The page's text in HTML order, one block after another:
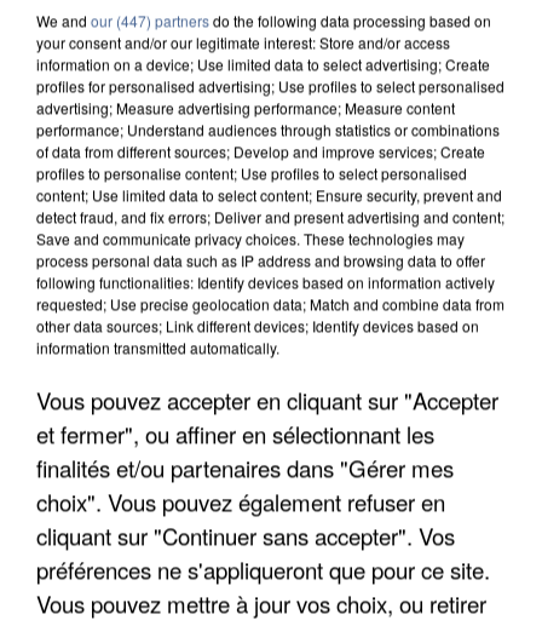
6 août 2026
Une touriste de l’Oise emportée par une coulée de
boue en Haute-Savoie
Son corps a été retrouvé à cinq kilomètres de là.
We and our (447) partnersdo the following data processing based on
your consent and/or our legitimate interest: Store and/or access
information on a device; Use limited data to select advertising; Create
profiles for personalised advertising; Use profiles to select personalised
advertising; Measure advertising performance; Measure content
performance; Understand audiences through statistics or combinations
of data from different sources; Develop and improve services; Create
profiles to personalise content; Use profiles to select personalised
content; Use limited data to select content; Ensure security, prevent and
detect fraud, and fix errors; Deliver and present advertising and content;
Save and communicate privacy choices. These technologies may
process personal data such as IP address and browsing data to offer
following functionalities: Identify devices based on information actively
requested; Use precise geolocation data; Match and combine data from
other data sources; Link different devices; Identify devices based on
information transmitted automatically.
Vous pouvez accepter en cliquant sur "Accepter
et fermer", ou affiner en sélectionnant les
finalités et/ou partenaires dans "Gérer mes
choix". Vous pouvez également refuser en
cliquant sur "Continuer sans accepter". Vos
préférences ne s'appliqueront que pour ce site.
Vous pouvez mettre à jour vos choix, ou retirer